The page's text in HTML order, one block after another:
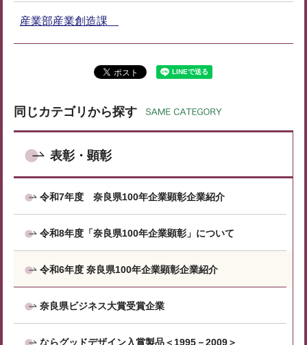
産業部産業創造課
同じカテゴリから探す
表彰・顕彰
令和7年度 奈良県100年企業顕彰企業紹介
令和8年度「奈良県100年企業顕彰」について
令和6年度 奈良県100年企業顕彰企業紹介
奈良県ビジネス大賞受賞企業
ならグッドデザイン入賞製品＜1995－2009＞